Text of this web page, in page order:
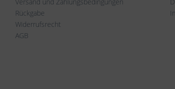
Rückgabe
Widerrufsrecht
AGB